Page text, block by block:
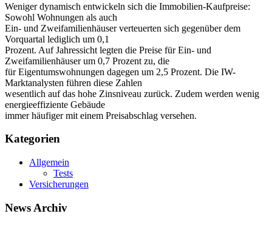
Weniger dynamisch entwickeln sich die Immobilien-Kaufpreise:
Sowohl Wohnungen als auch
Ein- und Zweifamilienhäuser verteuerten sich gegenüber dem
Vorquartal lediglich um 0,1
Prozent. Auf Jahressicht legten die Preise für Ein- und
Zweifamilienhäuser um 0,7 Prozent zu, die
für Eigentumswohnungen dagegen um 2,5 Prozent. Die IW-
Marktanalysten führen diese Zahlen
wesentlich auf das hohe Zinsniveau zurück. Zudem werden wenig
energieeffiziente Gebäude
immer häufiger mit einem Preisabschlag versehen.
Kategorien
Allgemein
Tests
Versicherungen
News Archiv